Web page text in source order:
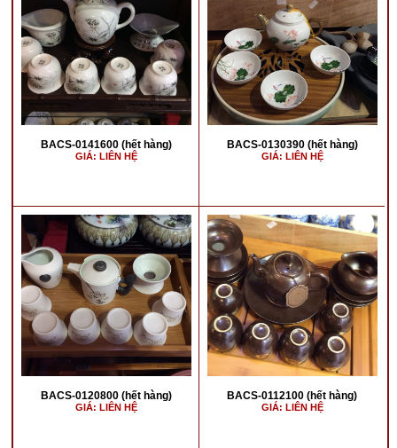
BACS-0141600 (hết hàng)
GIÁ: LIÊN HỆ
BACS-0130390 (hết hàng)
GIÁ: LIÊN HỆ
BACS-0120800 (hết hàng)
GIÁ: LIÊN HỆ
BACS-0112100 (hết hàng)
GIÁ: LIÊN HỆ